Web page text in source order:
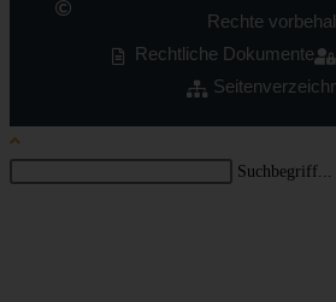
Rechte
Rechtliche Dokumente
Suchbegriff...